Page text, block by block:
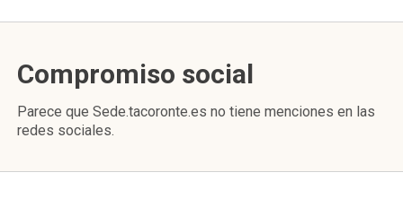
Compromiso social
Parece que Sede.tacoronte.es no tiene menciones en las
redes sociales.